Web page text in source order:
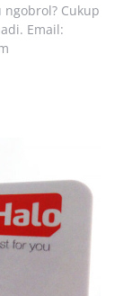
Cukup
Email: